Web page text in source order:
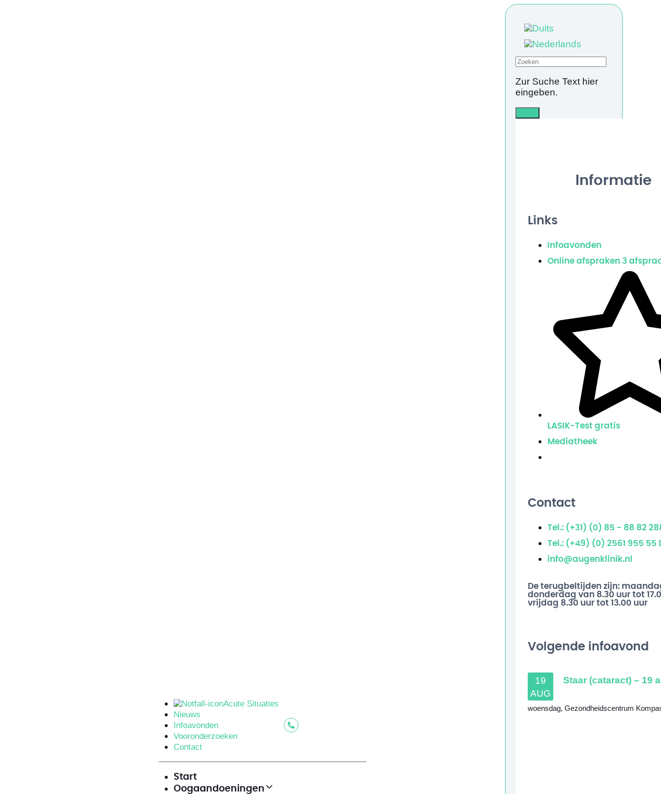
Acute Situaties
Nieuws
Infoavonden
Vooronderzoeken
Contact
Start
Oogaandoeningen
Zur Suche Text hier
eingeben.
Informatie
Links
Infoavonden
Online afspraken 3
LASIK-Test gratis
Mediatheek
Contact
Tel.: (+31) (0) 85 - 88 82
Tel.: (+49) (0) 2561 955 55
info@augenklinik.nl
De terugbeltijden zijn:
donderdag van 8.30 uur tot
vrijdag 8.30 uur tot 13.00 uur
Volgende infoavond
19
AUG
Staar (cataract) – 19
woensdag, Gezondheidscentrum